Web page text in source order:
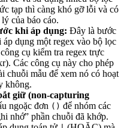
tạp thì càng khó gỡ lỗi và có
của báo cáo.
khi áp dụng: Đây là bước
dụng một regex vào bộ lọc
cụ kiểm tra regex trực
Các công cụ này cho phép
chuỗi mẫu để xem nó có hoạt
không.
giữ (non-capturing
ngoặc đơn () để nhóm các
nhớ” phần chuỗi đã khớp.